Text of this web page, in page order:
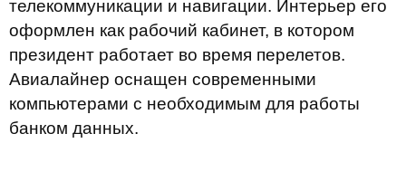
телекоммуникации и навигации. Интерьер его
оформлен как рабочий кабинет, в котором
президент работает во время перелетов.
Авиалайнер оснащен современными
компьютерами с необходимым для работы
банком данных.